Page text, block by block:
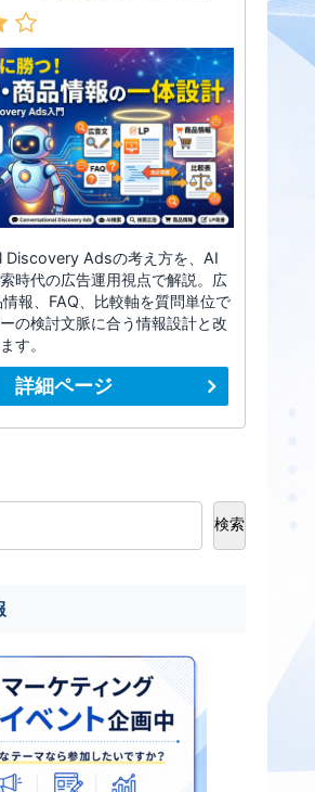
Adsの考え方を、AI
時代の広告運用視点で解説。広
報、FAQ、比較軸を質問単位で
の検討文脈に合う情報設計と改
す。
詳細ページ
検索